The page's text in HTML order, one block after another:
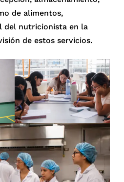
de alimentos,
del nutricionista en la
de estos servicios.